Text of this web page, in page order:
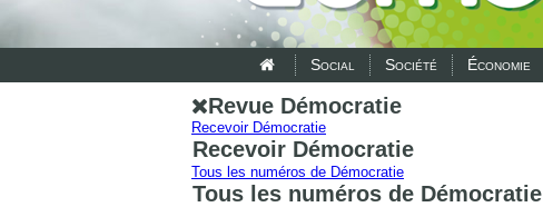
Social Société Économie
Revue Démocratie
Recevoir Démocratie
Recevoir Démocratie
Tous les numéros de Démocratie
Tous les numéros de Démocratie